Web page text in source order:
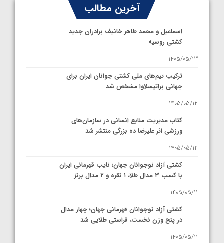
آخرین مطالب
اسماعیل و محمد طاهر خانیف برادران جدید
کشتی روسیه
1405/05/13
ترکیب تیم‌های ملی کشتی جوانان ایران برای
جهانی براتیسلاوا مشخص شد
1405/05/12
کتاب مدیریت منابع انسانی در سازمان‌های
ورزشی اثر علیرضا ده بزرگی منتشر شد
1405/05/12
کشتی آزاد نوجوانان جهان؛ نایب قهرمانی ایران
با کسب ۳ مدال طلا، ۱ نقره و ۲ مدال برنز
1405/05/11
کشتی آزاد نوجوانان قهرمانی جهان؛ چهار مدال
در پنج وزن نخست، فراستی طلایی شد
1405/05/11